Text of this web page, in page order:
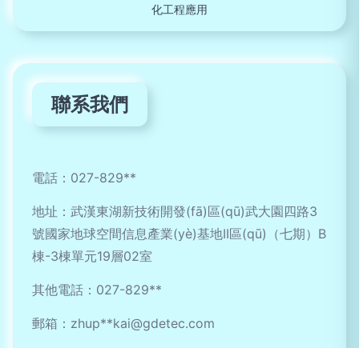
化工程應用
聯系我們
電話：027-829**
地址：武漢東湖新技術開發(fā)區(qū)武大園四路3
號國家地球空間信息產業(yè)基地II區(qū)（七期）B
棟-3棟單元19層02室
其他電話：027-829**
郵箱：zhup**kai@gdetec.com